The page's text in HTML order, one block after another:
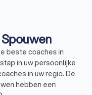
beste coaches in
in uw persoonlijke
in uw regio. De
hebben een